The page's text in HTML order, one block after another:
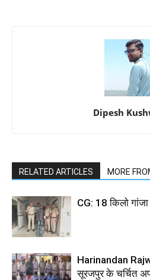
Dipesh
RELATED ARTICLES MORE
CG: 18 किलो
Harinandan
सूरजपुर के चर्चित